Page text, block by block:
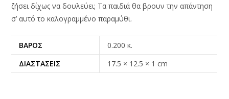
ζήσει δίχως να δουλεύει; Τα παιδιά θα βρουν την απάντηση
σ’ αυτό το καλογραμμένο παραμύθι.
ΒΆΡΟΣ
0.200 κ.
ΔΙΑΣΤΆΣΕΙΣ
17.5 × 12.5 × 1 cm